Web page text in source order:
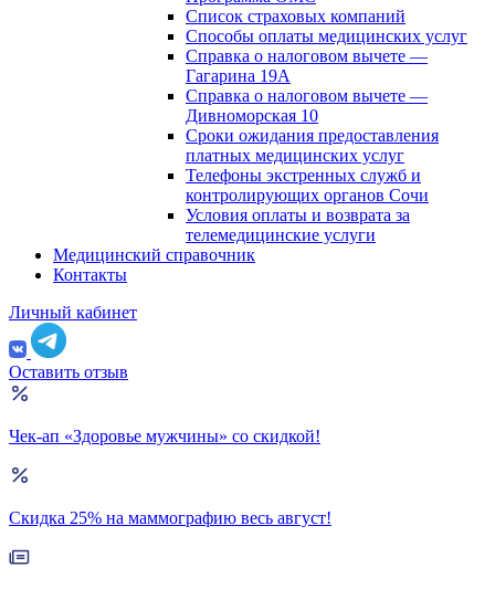
Список страховых компаний
Способы оплаты медицинских услуг
Справка о налоговом вычете —
Гагарина 19А
Справка о налоговом вычете —
Дивноморская 10
Сроки ожидания предоставления
платных медицинских услуг
Телефоны экстренных служб и
контролирующих органов Сочи
Условия оплаты и возврата за
телемедицинские услуги
Медицинский справочник
Контакты
Личный кабинет
Оставить отзыв
Чек-ап «Здоровье мужчины» со скидкой!
Скидка 25% на маммографию весь август!